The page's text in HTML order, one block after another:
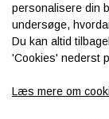
Om os
Levering &
Retur
personalisere din
undersøge,
Du kan altid
'Cookies' nederst
Læs mere om